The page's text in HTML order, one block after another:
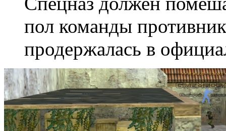
пол команды
продержалась в